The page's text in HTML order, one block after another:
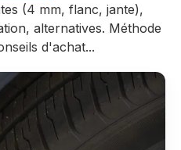
(4 mm, flanc, jante),
alternatives. Méthode
d'achat...